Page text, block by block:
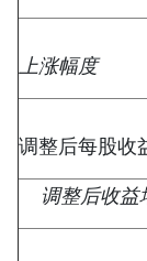
上涨幅度
调整后每股收
调整后收益